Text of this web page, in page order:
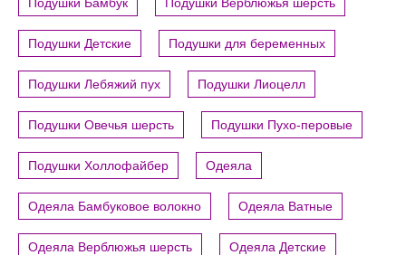
Подушки Детские Подушки для беременных
Подушки Лебяжий пух Подушки Лиоцелл
Подушки Овечья шерсть Подушки Пухо-перовые
Подушки Холлофайбер Одеяла
Одеяла Бамбуковое волокно Одеяла Ватные
Одеяла Верблюжья шерсть Одеяла Детские